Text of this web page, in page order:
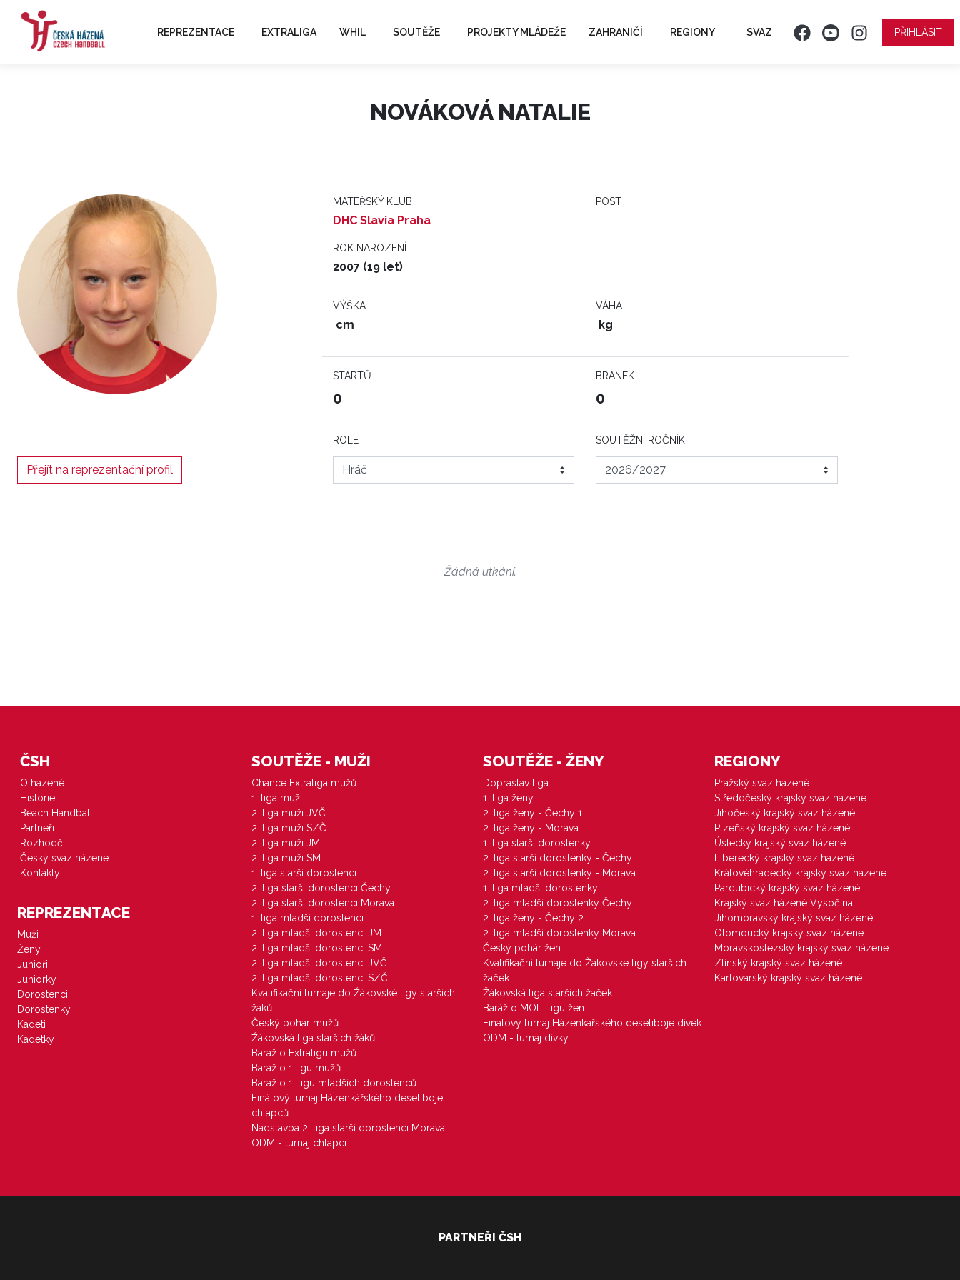
REPREZENTACE EXTRALIGA WHIL SOUTĚŽE PROJEKTY MLÁDEŽE ZAHRANIČÍ REGIONY SVAZ PŘIHLÁSIT
NOVÁKOVÁ NATALIE
MATEŘSKÝ KLUB
DHC Slavia Praha
POST
ROK NAROZENÍ
2007 (19 let)
VÝŠKA
cm
VÁHA
kg
STARTŮ
0
BRANEK
0
Přejít na reprezentační profil
ROLE SOUTĚŽNÍ ROČNÍK
Žádná utkání.
ČSH
O házené
Historie
Beach Handball
Partneři
Rozhodčí
Český svaz házené
Kontakty
REPREZENTACE
Muži
Ženy
Junioři
Juniorky
Dorostenci
Dorostenky
Kadeti
Kadetky
SOUTĚŽE - MUŽI
Chance Extraliga mužů
1. liga muži
2. liga muži JVČ
2. liga muži SZČ
2. liga muži JM
2. liga muži SM
1. liga starší dorostenci
2. liga starší dorostenci Čechy
2. liga starší dorostenci Morava
1. liga mladší dorostenci
2. liga mladší dorostenci JM
2. liga mladší dorostenci SM
2. liga mladší dorostenci JVČ
2. liga mladší dorostenci SZČ
Kvalifikační turnaje do Žákovské ligy starších
žáků
Český pohár mužů
Žákovská liga starších žáků
Baráž o Extraligu mužů
Baráž o 1.ligu mužů
Baráž o 1. ligu mladších dorostenců
Finálový turnaj Házenkářského desetiboje
chlapců
Nadstavba 2. liga starší dorostenci Morava
ODM - turnaj chlapci
SOUTĚŽE - ŽENY
Doprastav liga
1. liga ženy
2. liga ženy - Čechy 1
2. liga ženy - Morava
1. liga starší dorostenky
2. liga starší dorostenky - Čechy
2. liga starší dorostenky - Morava
1. liga mladší dorostenky
2. liga mladší dorostenky Čechy
2. liga ženy - Čechy 2
2. liga mladší dorostenky Morava
Český pohár žen
Kvalifikační turnaje do Žákovské ligy starších
žaček
Žákovská liga starších žaček
Baráž o MOL Ligu žen
Finálový turnaj Házenkářského desetiboje dívek
ODM - turnaj dívky
REGIONY
Pražský svaz házené
Středočeský krajský svaz házené
Jihočeský krajský svaz házené
Plzeňský krajský svaz házené
Ústecký krajský svaz házené
Liberecký krajský svaz házené
Královéhradecký krajský svaz házené
Pardubický krajský svaz házené
Krajský svaz házené Vysočina
Jihomoravský krajský svaz házené
Olomoucký krajský svaz házené
Moravskoslezský krajský svaz házené
Zlínský krajský svaz házené
Karlovarský krajský svaz házené
PARTNEŘI ČSH